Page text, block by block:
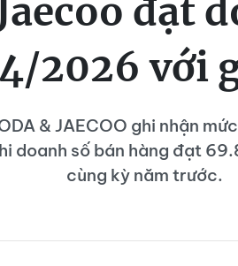
đạt
2026 với
& JAECOO ghi nhận
doanh số bán hàng đạt
cùng kỳ năm trước.